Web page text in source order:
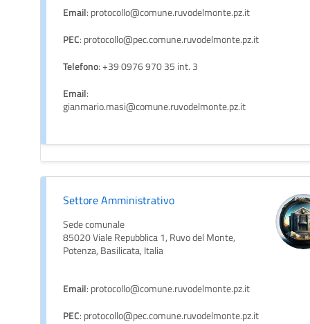
Email: protocollo@comune.ruvodelmonte.pz.it
PEC: protocollo@pec.comune.ruvodelmonte.pz.it
Telefono: +39 0976 970 35 int. 3
Email:
gianmario.masi@comune.ruvodelmonte.pz.it
Settore Amministrativo
Sede comunale
85020 Viale Repubblica 1, Ruvo del Monte,
Potenza, Basilicata, Italia
Email: protocollo@comune.ruvodelmonte.pz.it
PEC: protocollo@pec.comune.ruvodelmonte.pz.it